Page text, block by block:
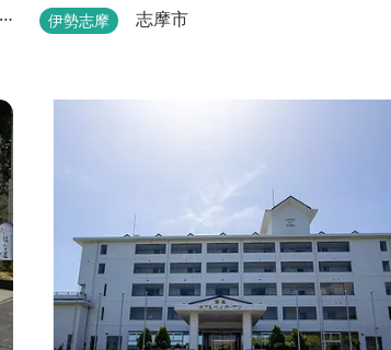
伊勢志摩 志摩市